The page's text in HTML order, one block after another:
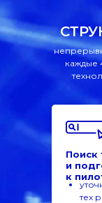
каждые
тех
Поиск
и
к